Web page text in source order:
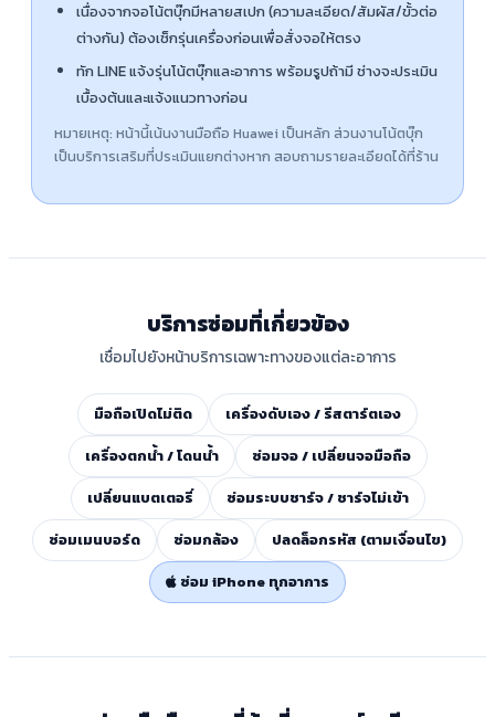
เนื่องจากจอโน้ตบุ๊กมีหลายสเปก (ความละเอียด/สัมผัส/ขั้วต่อ
ต่างกัน) ต้องเช็กรุ่นเครื่องก่อนเพื่อสั่งจอให้ตรง
ทัก LINE แจ้งรุ่นโน้ตบุ๊กและอาการ พร้อมรูปถ้ามี ช่างจะประเมิน
เบื้องต้นและแจ้งแนวทางก่อน
หมายเหตุ: หน้านี้เน้นงานมือถือ Huawei เป็นหลัก ส่วนงานโน้ตบุ๊ก
เป็นบริการเสริมที่ประเมินแยกต่างหาก สอบถามรายละเอียดได้ที่ร้าน
บริการซ่อมที่เกี่ยวข้อง
เชื่อมไปยังหน้าบริการเฉพาะทางของแต่ละอาการ
มือถือเปิดไม่ติด
เครื่องดับเอง / รีสตาร์ตเอง
เครื่องตกน้ำ / โดนน้ำ
ซ่อมจอ / เปลี่ยนจอมือถือ
เปลี่ยนแบตเตอรี่
ซ่อมระบบชาร์จ / ชาร์จไม่เข้า
ซ่อมเมนบอร์ด
ซ่อมกล้อง
ปลดล็อกรหัส (ตามเงื่อนไข)
ซ่อม iPhone ทุกอาการ